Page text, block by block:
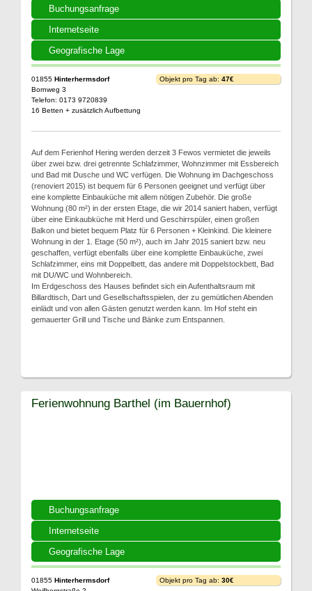
Buchungsanfrage
Internetseite
Geografische Lage
01855 Hinterhermsdorf
Bornweg 3
Telefon: 0173 9720839
16 Betten + zusätzlich Aufbettung
Objekt pro Tag ab: 47€
Auf dem Ferienhof Hering werden derzeit 3 Fewos vermietet die jeweils
über zwei bzw. drei getrennte Schlafzimmer, Wohnzimmer mit Essbereich
und Bad mit Dusche und WC verfügen. Die Wohnung im Dachgeschoss
(renoviert 2015) ist bequem für 6 Personen geeignet und verfügt über
eine komplette Einbauküche mit allem nötigen Zubehör. Die große
Wohnung (80 m²) in der ersten Etage, die wir 2014 saniert haben, verfügt
über eine Einkaubküche mit Herd und Geschirrspüler, einen großen
Balkon und bietet bequem Platz für 6 Personen + Kleinkind. Die kleinere
Wohnung in der 1. Etage (50 m²), auch im Jahr 2015 saniert bzw. neu
geschaffen, verfügt ebenfalls über eine komplette Einbauküche, zwei
Schlafzimmer, eins mit Doppelbett, das andere mit Doppelstockbett, Bad
mit DU/WC und Wohnbereich.
Im Erdgeschoss des Hauses befindet sich ein Aufenthaltsraum mit
Billardtisch, Dart und Gesellschaftsspielen, der zu gemütlichen Abenden
einlädt und von allen Gästen genutzt werden kann. Im Hof steht ein
gemauerter Grill und Tische und Bänke zum Entspannen.
Buchungsanfrage
Internetseite
Geografische Lage
Ferienwohnung Barthel (im Bauernhof)
01855 Hinterhermsdorf
Objekt pro Tag ab: 30€